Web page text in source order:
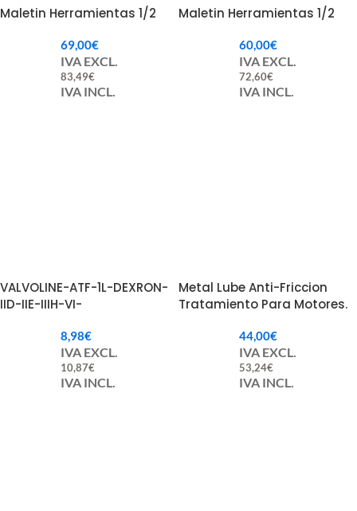
Maletin Herramientas 1/2
69,00€
IVA EXCL.
83,49€
IVA INCL.
Maletin Herramientas 1/2
60,00€
IVA EXCL.
72,60€
IVA INCL.
VALVOLINE-ATF-1L-DEXRON-
IID-IIE-IIIH-VI-
8,98€
IVA EXCL.
10,87€
IVA INCL.
Metal Lube Anti-Friccion
Tratamiento Para Motores.
44,00€
IVA EXCL.
53,24€
IVA INCL.